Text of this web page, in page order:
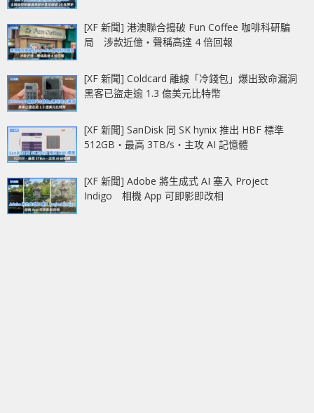
[XF 新聞] 港澳聯合搗破 Fun Coffee 咖啡科研騙
局 涉款近億‧聲稱高達 4 倍回報
[XF 新聞] Coldcard 離線「冷錢包」爆出致命漏洞
黑客已盜走逾 1.3 億美元比特幣
[XF 新聞] SanDisk 同 SK hynix 推出 HBF 標準
512GB‧最高 3TB/s‧主攻 AI 記憶體
[XF 新聞] Adobe 將生成式 AI 塞入 Project
Indigo 相機 App 可即影即改相